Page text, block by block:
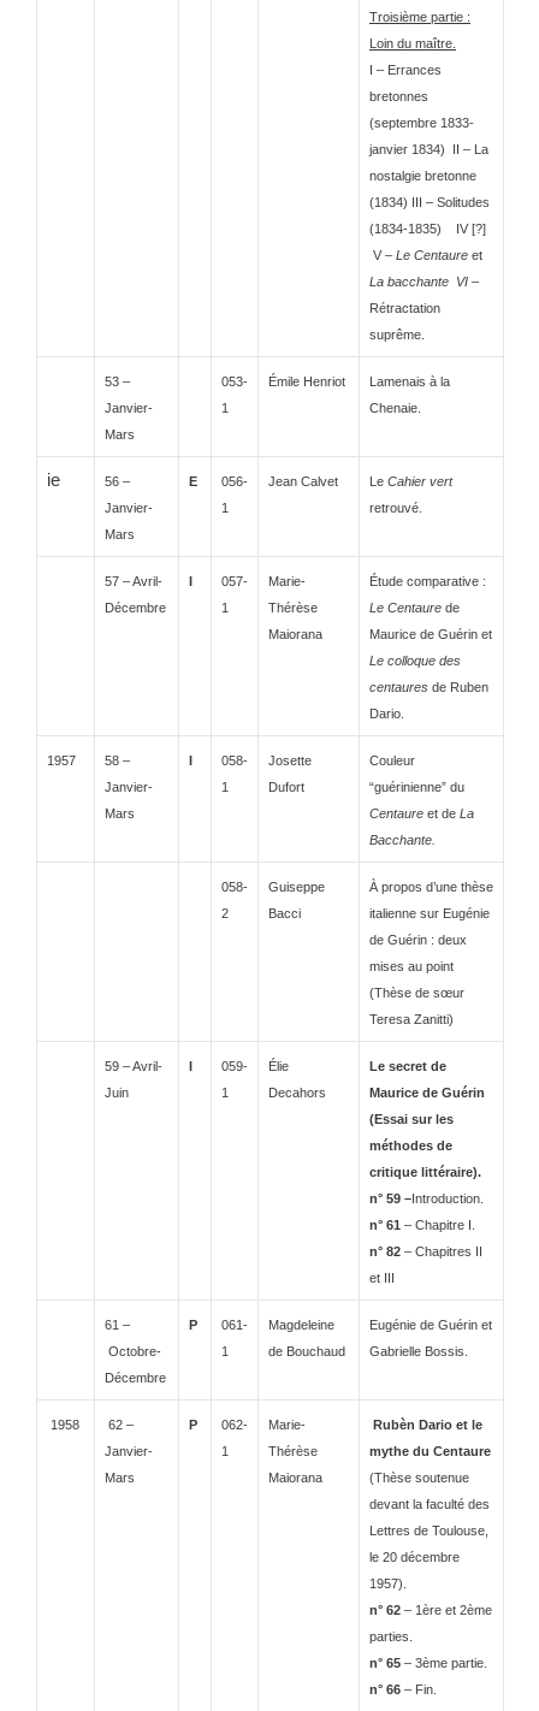
Troisième partie :
Loin du maître.
I – Errances
bretonnes
(septembre 1833-
janvier 1834) II – La
nostalgie bretonne
(1834) III – Solitudes
(1834-1835) IV [?]
V – Le Centaure et
La bacchante VI –
Rétractation
suprême.
53 –
Janvier-
Mars
053-
1
Émile Henriot
Lamenais à la
Chenaie.
ie
56 –
Janvier-
Mars
E
056-
1
Jean Calvet Le Cahier vert
retrouvé.
57 – Avril-
Décembre
I
057-
1
Marie-
Thérèse
Maiorana
Étude comparative :
Le Centaure de
Maurice de Guérin et
Le colloque des
centaures de Ruben
Dario.
1957
58 –
Janvier-
Mars
I
058-
1
Josette
Dufort
Couleur
“guérinienne” du
Centaure et de La
Bacchante.
058-
2
Guiseppe
Bacci
À propos d’une thèse
italienne sur Eugénie
de Guérin : deux
mises au point
(Thèse de sœur
Teresa Zanitti)
59 – Avril-
Juin
I
059-
1
Élie
Decahors
Le secret de
Maurice de Guérin
(Essai sur les
méthodes de
critique littéraire).
n° 59 –Introduction.
n° 61 – Chapitre I.
n° 82 – Chapitres II
et III
61 –
Octobre-
Décembre
P
061-
1
Magdeleine
de Bouchaud
Eugénie de Guérin et
Gabrielle Bossis.
1958
62 –
Janvier-
Mars
P
062-
1
Marie-
Thérèse
Maiorana
Rubèn Dario et le
mythe du Centaure
(Thèse soutenue
devant la faculté des
Lettres de Toulouse,
le 20 décembre
1957).
n° 62 – 1ère et 2ème
parties.
n° 65 – 3ème partie.
n° 66 – Fin.